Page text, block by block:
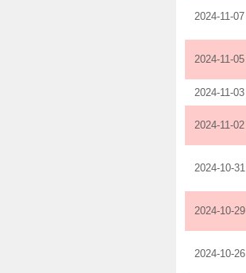
2024-11-07
2024-11-05
2024-11-03
2024-11-02
2024-10-31
2024-10-29
2024-10-26